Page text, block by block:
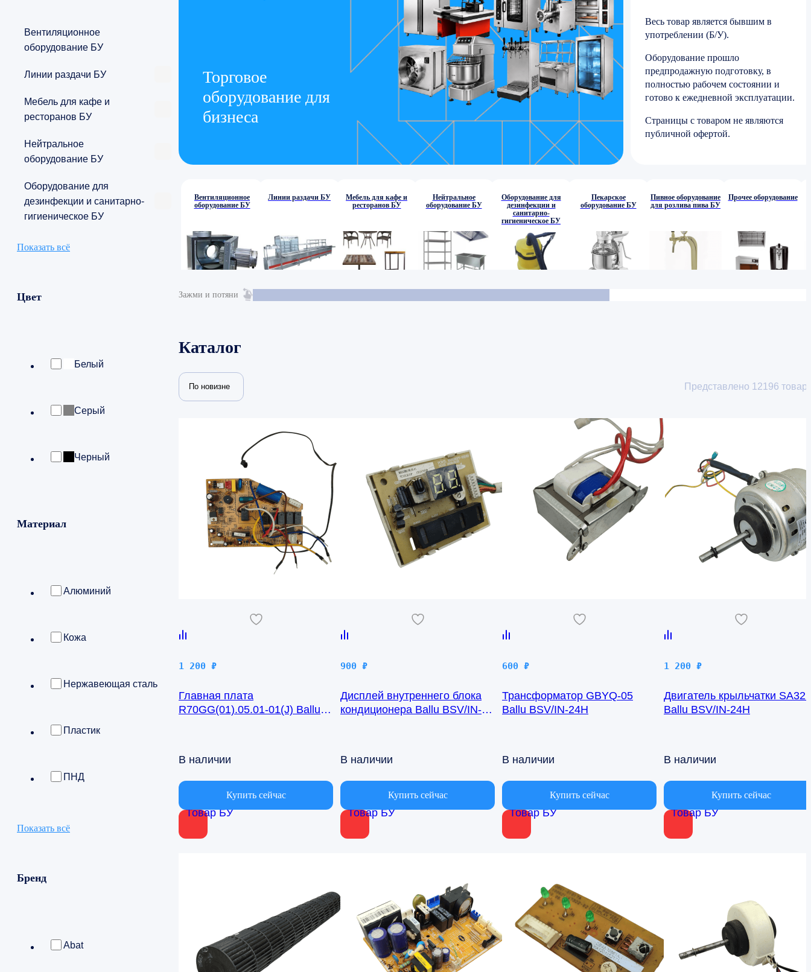
Вентиляционное
оборудование БУ
Линии раздачи БУ
Мебель для кафе и
ресторанов БУ
Нейтральное
оборудование БУ
Оборудование для
дезинфекции и санитарно-
гигиеническое БУ
Показать всё
Цвет
Белый
Серый
Черный
Материал
Алюминий
Кожа
Нержавеющая сталь
Пластик
ПНД
Показать всё
Бренд
Abat
Торговое
оборудование для
бизнеса
Весь товар является бывшим в
употреблении (Б/У).
Оборудование прошло
предпродажную подготовку, в
полностью рабочем состоянии и
готово к ежедневной эксплуатации.
Страницы с товаром не являются
публичной офертой.
Вентиляционное
оборудование БУ
Линии раздачи БУ
Мебель для кафе и
ресторанов БУ
Нейтральное
оборудование БУ
Оборудование для
дезинфекции и
санитарно-
гигиеническое БУ
Пекарское
оборудование БУ
Пивное оборудование
для розлива пива БУ
Прочее оборудование
Зажми и потяни
Каталог
По новизне Представлено 12196
Товар БУ
1 200 ₽
Главная плата
R70GG(01).05.01-01(J) Ballu
В наличии
Купить сейчас
Товар БУ
900 ₽
Дисплей внутреннего блока
кондиционера Ballu BSV/IN-
В наличии
Купить сейчас
Товар БУ
600 ₽
Трансформатор GBYQ-05
Ballu BSV/IN-24H
В наличии
Купить сейчас
Товар БУ
1 200 ₽
Двигатель крыльчатки
Ballu BSV/IN-24H
В наличии
Купить сейчас